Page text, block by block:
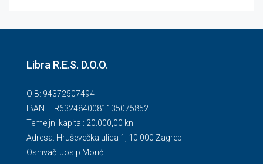
Libra R.E.S. D.O.O.
OIB: 94372507494
IBAN: HR6324840081135075852
Temeljni kapital: 20.000,00 kn
Adresa: Hruševečka ulica 1, 10 000 Zagreb
Osnivač: Josip Morić